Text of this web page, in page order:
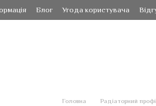
Блог Угода користувача
Головна Радіаторний